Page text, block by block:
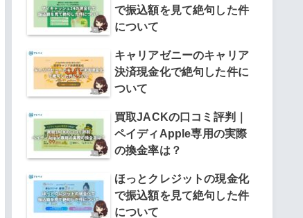
で振込額を見て絶句した件
について
キャリアゼニーのキャリア
決済現金化で絶句した件に
ついて
買取JACKの口コミ評判｜
ペイディApple専用の実際
の換金率は？
ほっとクレジットの現金化
で振込額を見て絶句した件
について